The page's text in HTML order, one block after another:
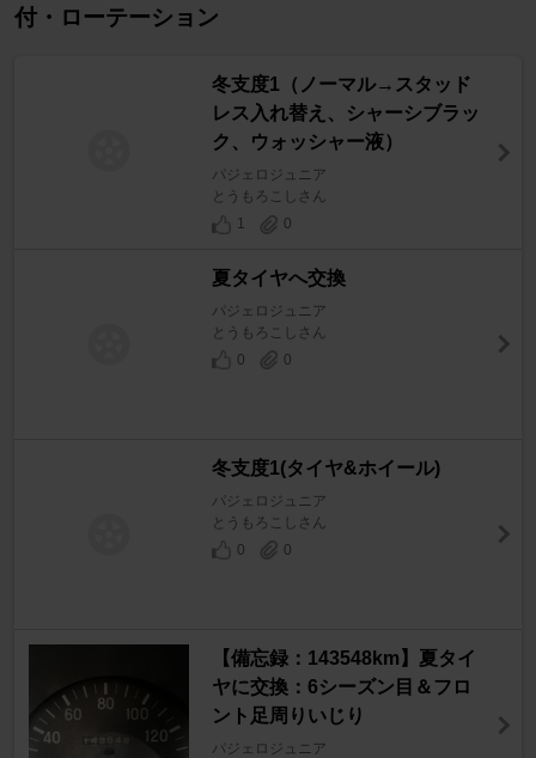
付・ローテーション
冬支度1（ノーマル→スタッド
レス入れ替え、シャーシブラッ
ク、ウォッシャー液）
パジェロジュニア
とうもろこしさん
1
0
夏タイヤへ交換
パジェロジュニア
とうもろこしさん
0
0
冬支度1(タイヤ&ホイール)
パジェロジュニア
とうもろこしさん
0
0
【備忘録：143548km】夏タイ
ヤに交換：6シーズン目＆フロ
ント足周りいじり
パジェロジュニア